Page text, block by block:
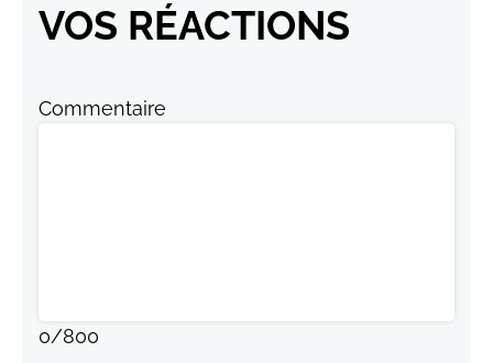
VOS RÉACTIONS
Commentaire
0/800